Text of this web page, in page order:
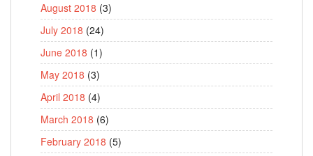
August 2018 (3)
July 2018 (24)
June 2018 (1)
May 2018 (3)
April 2018 (4)
March 2018 (6)
February 2018 (5)